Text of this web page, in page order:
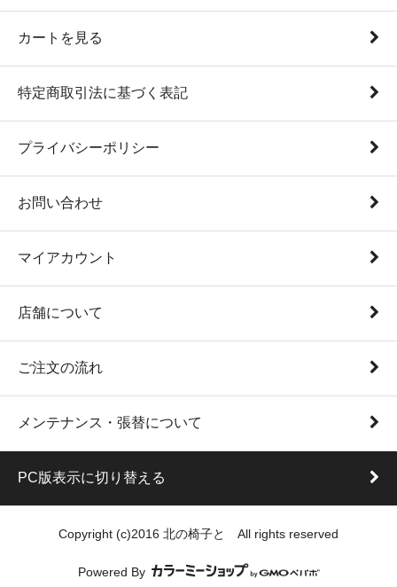
カートを見る
特定商取引法に基づく表記
プライバシーポリシー
お問い合わせ
マイアカウント
店舗について
ご注文の流れ
メンテナンス・張替について
PC版表示に切り替える
Copyright (c)2016 北の椅子と All rights reserved
Powered By